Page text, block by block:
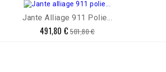
Jante Alliage 911 Polie...
Prix
491,80 € Prix
501,80 €